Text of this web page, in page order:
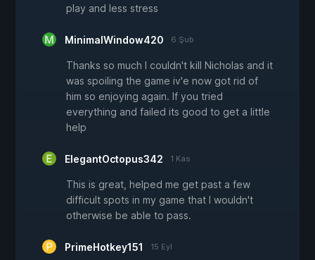
play and less stress
MinimalWindow420 6 Şub
Thanks so much I couldn't kill Nicholas and it
was spoiling the game iv'e now got rid of
him so enjoying again. If you tried
everything and failed its good to get a little
help
ElegantOctopus342 1 Kas
This is great, helped me get past a few
difficult spots in my game that I wouldn't
otherwise be able to pass.
PrimeHotkey151 15 Eyl